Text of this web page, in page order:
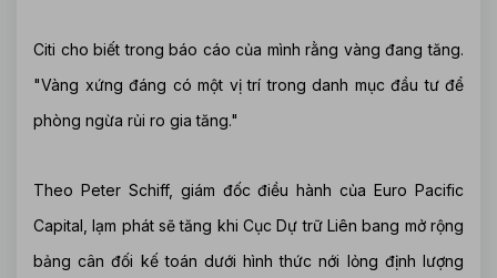
Citi cho biết trong báo cáo của mình rằng vàng đang tăng.
"Vàng xứng đáng có một vị trí trong danh mục đầu tư để
phòng ngừa rủi ro gia tăng."
Theo Peter Schiff, giám đốc điều hành của Euro Pacific
Capital, lạm phát sẽ tăng khi Cục Dự trữ Liên bang mở rộng
bảng cân đối kế toán dưới hình thức nới lỏng định lượng